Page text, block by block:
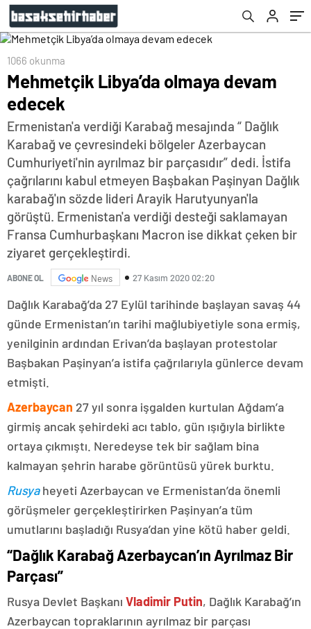
1066 okunma
Mehmetçik Libya’da olmaya devam
edecek
Ermenistan'a verdiği Karabağ mesajında “ Dağlık
Karabağ ve çevresindeki bölgeler Azerbaycan
Cumhuriyeti'nin ayrılmaz bir parçasıdır” dedi. İstifa
çağrılarını kabul etmeyen Başbakan Paşinyan Dağlık
karabağ'ın sözde lideri Arayik Harutyunyan'la
görüştü. Ermenistan'a verdiği desteği saklamayan
Fransa Cumhurbaşkanı Macron ise dikkat çeken bir
ziyaret gerçekleştirdi.
ABONE OL News 27 Kasım 2020 02:20
Dağlık Karabağ’da 27 Eylül tarihinde başlayan savaş 44
günde Ermenistan’ın tarihi mağlubiyetiyle sona ermiş,
yenilginin ardından Erivan’da başlayan protestolar
Başbakan Paşinyan’a istifa çağrılarıyla günlerce devam
etmişti.
Azerbaycan 27 yıl sonra işgalden kurtulan Ağdam’a
girmiş ancak şehirdeki acı tablo, gün ışığıyla birlikte
ortaya çıkmıştı. Neredeyse tek bir sağlam bina
kalmayan şehrin harabe görüntüsü yürek burktu.
Rusyaheyeti Azerbaycan ve Ermenistan’da önemli
görüşmeler gerçekleştirirken Paşinyan’a tüm
umutlarını başladığı Rusya’dan yine kötü haber geldi.
“Dağlık Karabağ Azerbaycan’ın Ayrılmaz Bir
Parçası”
Rusya Devlet Başkanı Vladimir Putin, Dağlık Karabağ’ın
Azerbaycan topraklarının ayrılmaz bir parçası